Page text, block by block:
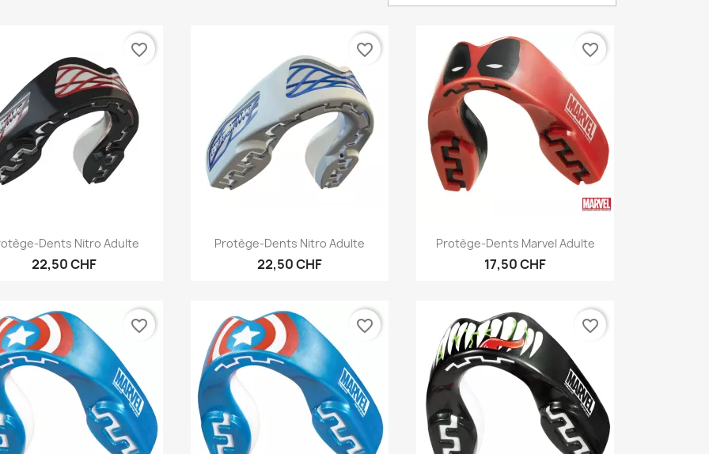
Aperçu rapide
Dents Nitro Adulte
22,50 CHF
favorite_border
Aperçu rapide
Protège-Dents Nitro Adulte
22,50 CHF
favorite_border
Aperçu rapide
Protège-Dents Marvel Adulte
17,50 CHF
favorite_border
favorite_border favorite_border favorite_border